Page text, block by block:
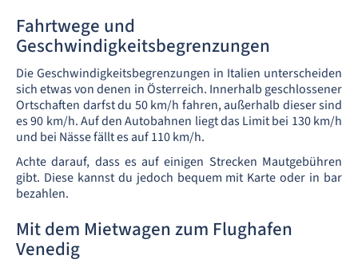
Fahrtwege und
Geschwindigkeitsbegrenzungen
Die Geschwindigkeitsbegrenzungen in Italien unterscheiden
sich etwas von denen in Österreich. Innerhalb geschlossener
Ortschaften darfst du 50 km/h fahren, außerhalb dieser sind
es 90 km/h. Auf den Autobahnen liegt das Limit bei 130 km/h
und bei Nässe fällt es auf 110 km/h.
Achte darauf, dass es auf einigen Strecken Mautgebühren
gibt. Diese kannst du jedoch bequem mit Karte oder in bar
bezahlen.
Mit dem Mietwagen zum Flughafen
Venedig